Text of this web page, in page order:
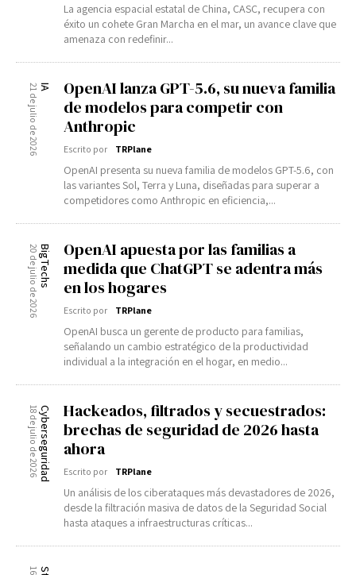
La agencia espacial estatal de China, CASC, recupera con
éxito un cohete Gran Marcha en el mar, un avance clave que
amenaza con redefinir...
IA
21 de julio de 2026
OpenAI lanza GPT-5.6, su nueva familia
de modelos para competir con
Anthropic
Escrito por TRPlane
OpenAI presenta su nueva familia de modelos GPT-5.6, con
las variantes Sol, Terra y Luna, diseñadas para superar a
competidores como Anthropic en eficiencia,...
BigTechs
20 de julio de 2026
OpenAI apuesta por las familias a
medida que ChatGPT se adentra más
en los hogares
Escrito por TRPlane
OpenAI busca un gerente de producto para familias,
señalando un cambio estratégico de la productividad
individual a la integración en el hogar, en medio...
Cyberseguridad
18 de julio de 2026
Hackeados, filtrados y secuestrados:
brechas de seguridad de 2026 hasta
ahora
Escrito por TRPlane
Un análisis de los ciberataques más devastadores de 2026,
desde la filtración masiva de datos de la Seguridad Social
hasta ataques a infraestructuras críticas...